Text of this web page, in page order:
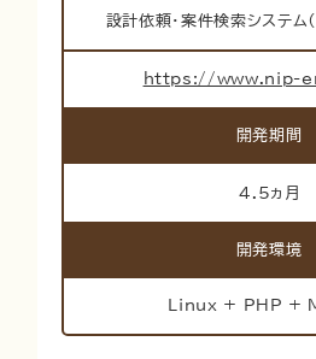
設計依頼・案件検索システム
https://www.nip-
開発期間
4.5ヵ月
開発環境
Linux + PHP +